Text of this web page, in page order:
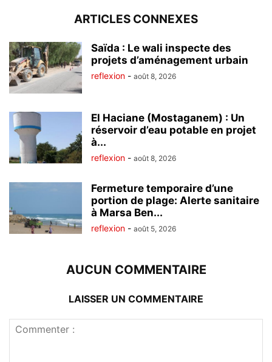
ARTICLES CONNEXES
Saïda : Le wali inspecte des
projets d’aménagement urbain
reflexion - août 8, 2026
El Haciane (Mostaganem) : Un
réservoir d’eau potable en projet
à...
reflexion - août 8, 2026
Fermeture temporaire d’une
portion de plage: Alerte sanitaire
à Marsa Ben...
reflexion - août 5, 2026
AUCUN COMMENTAIRE
LAISSER UN COMMENTAIRE